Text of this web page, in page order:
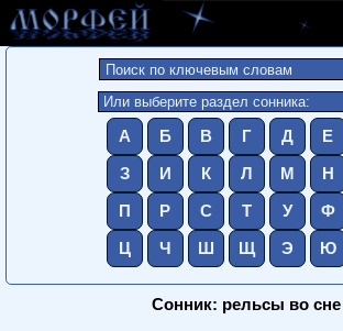
А Б В Г Д Е
З И К Л М Н
П Р С Т У Ф
Ц Ч Ш Щ Э Ю
Сонник: рельсы во сне